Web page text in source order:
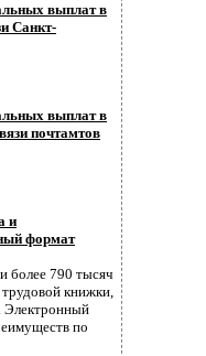
выплат в
Санкт-
выплат в
почтамтов
и
формат
более 790 тысяч
трудовой книжки,
Электронный
по